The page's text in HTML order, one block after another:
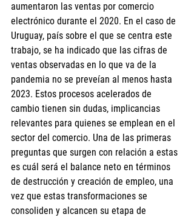
aumentaron las ventas por comercio
electrónico durante el 2020. En el caso de
Uruguay, país sobre el que se centra este
trabajo, se ha indicado que las cifras de
ventas observadas en lo que va de la
pandemia no se preveían al menos hasta
2023. Estos procesos acelerados de
cambio tienen sin dudas, implicancias
relevantes para quienes se emplean en el
sector del comercio. Una de las primeras
preguntas que surgen con relación a estas
es cuál será el balance neto en términos
de destrucción y creación de empleo, una
vez que estas transformaciones se
consoliden y alcancen su etapa de